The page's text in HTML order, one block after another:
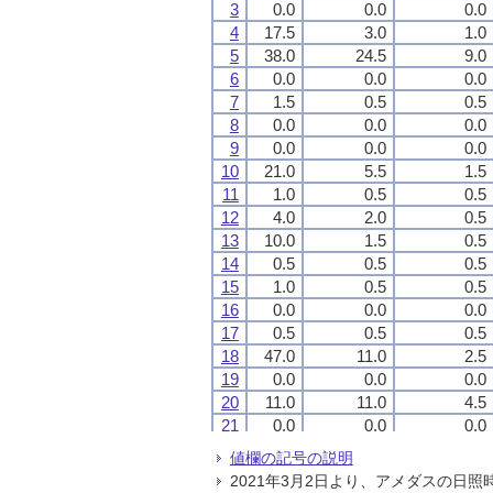
3
0.0 0.0 0.0
4
17.5 3.0 1.0
5
38.0 24.5 9.0
6
0.0 0.0 0.0
7
1.5 0.5 0.5
8
0.0 0.0 0.0
9
0.0 0.0 0.0
10
21.0 5.5 1.5
11
1.0 0.5 0.5
12
4.0 2.0 0.5
13
10.0 1.5 0.5
14
0.5 0.5 0.5
15
1.0 0.5 0.5
16
0.0 0.0 0.0
17
0.5 0.5 0.5
18
47.0 11.0 2.5
19
0.0 0.0 0.0
20
11.0 11.0 4.5
21
0.0 0.0 0.0
22
0.0
23
0.0 0.0 0.0
3
0.0 0.0 0.0
4
17.5 3.0 1.0
5
38.0 24.5 9.0
6
0.0 0.0 0.0
7
1.5 0.5 0.5
8
0.0 0.0 0.0
9
0.0 0.0 0.0
10
21.0 5.5 1.5
11
1.0 0.5 0.5
12
4.0 2.0 0.5
13
10.0 1.5 0.5
14
0.5 0.5 0.5
15
1.0 0.5 0.5
16
0.0 0.0 0.0
17
0.5 0.5 0.5
18
47.0 11.0 2.5
19
0.0 0.0 0.0
20
11.0 11.0 4.5
21
0.0 0.0 0.0
22
0.0
23
0.0 0.0 0.0
3
0.0 0.0 0.0
4
17.5 3.0 1.0
5
38.0 24.5 9.0
6
0.0 0.0 0.0
7
1.5 0.5 0.5
8
0.0 0.0 0.0
9
0.0 0.0 0.0
10
21.0 5.5 1.5
11
1.0 0.5 0.5
12
4.0 2.0 0.5
13
10.0 1.5 0.5
14
0.5 0.5 0.5
15
1.0 0.5 0.5
16
0.0 0.0 0.0
17
0.5 0.5 0.5
18
47.0 11.0 2.5
19
0.0 0.0 0.0
20
11.0 11.0 4.5
21
0.0 0.0 0.0
22
0.0
23
0.0 0.0 0.0
3
0.0 0.0 0.0
4
17.5 3.0 1.0
5
38.0 24.5 9.0
6
0.0 0.0 0.0
7
1.5 0.5 0.5
8
0.0 0.0 0.0
9
0.0 0.0 0.0
10
21.0 5.5 1.5
11
1.0 0.5 0.5
12
4.0 2.0 0.5
13
10.0 1.5 0.5
14
0.5 0.5 0.5
15
1.0 0.5 0.5
16
0.0 0.0 0.0
17
0.5 0.5 0.5
18
47.0 11.0 2.5
19
0.0 0.0 0.0
20
11.0 11.0 4.5
21
0.0 0.0 0.0
22
0.0
23
0.0 0.0 0.0
値欄の記号の説明
2021年3月2日より、アメダスの日照